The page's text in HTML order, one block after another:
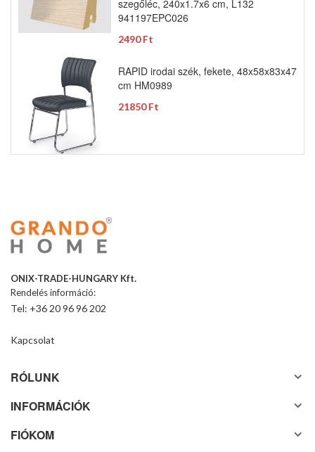
szegőléc, 240x1.7x6 cm, L132
941197EPC026
2490 Ft
RAPID irodai szék, fekete, 48x58x83x47
cm HM0989
21850 Ft
ONIX-TRADE-HUNGARY Kft.
Rendelés információ:
Tel: +36 20 96 96 202
Kapcsolat
RÓLUNK
INFORMÁCIÓK
FIÓKOM